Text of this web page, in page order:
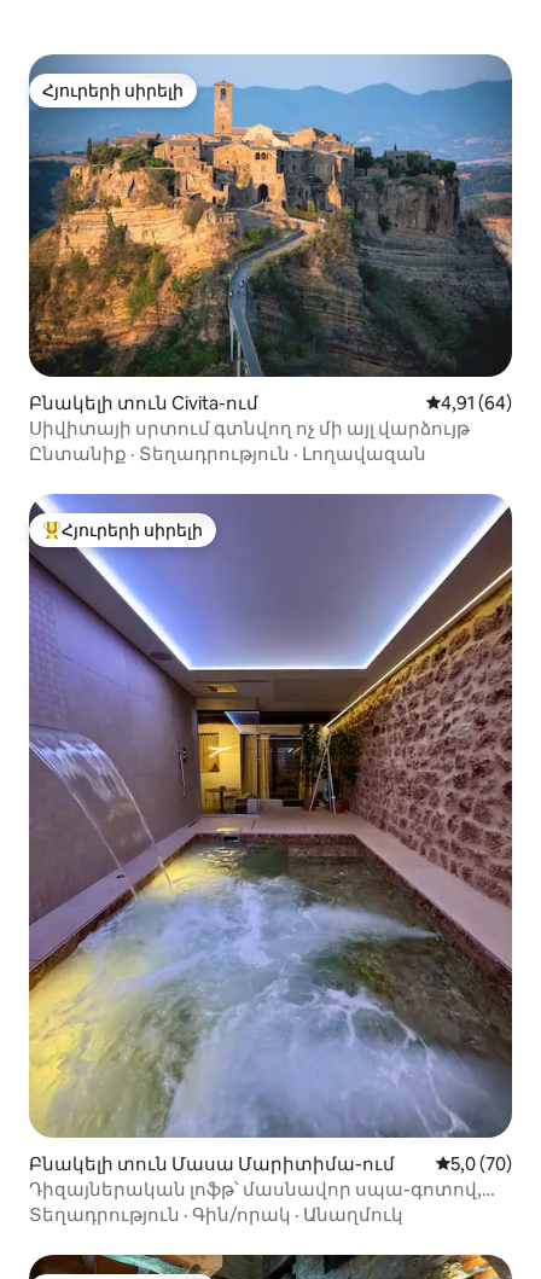
Հյուրերի սիրելի
Հյուրերի սիրելի
Բնակելի տուն Civita-ում Միջին
4,91 (64)
Սիվիտայի սրտում գտնվող ոչ մի այլ վարձույթ
Ընտանիք · Տեղադրություն · Լողավազան
Հյուրերի սիրելի լավագույն տները
Հյուրերի սիրելի
Բնակելի տուն Մասա Մարիտիմա-ում Միջին
5,0 (70)
Դիզայներական լոֆթ՝ մասնավոր սպա-գոտով,
Տոսկանայում
Տեղադրություն · Գին/որակ · Անաղմուկ